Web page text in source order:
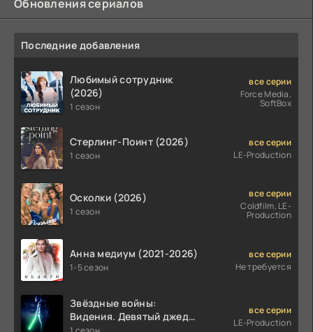
Обновления сериалов
Последние добавления
Любимый сотрудник
(2026)
1 сезон
все серии
Force Media,
SoftBox
Стерлинг-Поинт (2026)
1 сезон
все серии
LE-Production
Осколки (2026)
1 сезон
все серии
Coldfilm, LE-
Production
Анна медиум (2021-2026)
1-5 сезон
все серии
Не требуется
Звёздные войны:
Видения. Девятый джедай
все серии
LE-Production